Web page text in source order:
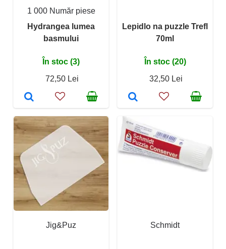
1 000 Număr piese
Hydrangea lumea
basmului
În stoc (3)
72,50 Lei
Lepidlo na puzzle Trefl
70ml
În stoc (20)
32,50 Lei
Jig&Puz Schmidt